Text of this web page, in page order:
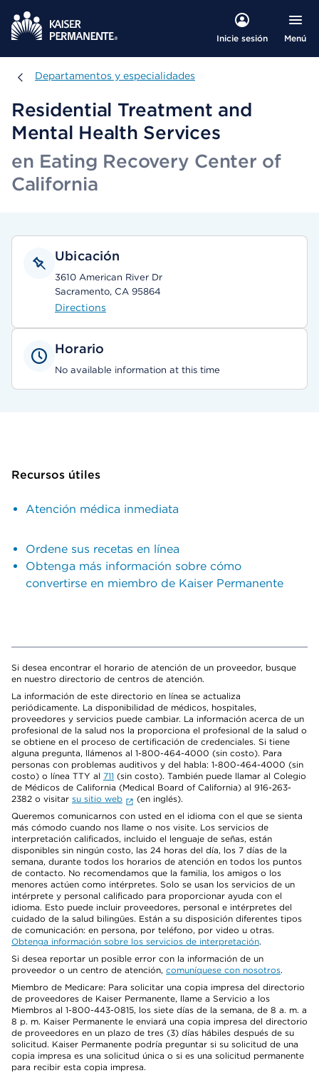
Inicie sesión Menú
Departamentos y especialidades
Departamentos y especialidades
Residential Treatment and
Mental Health Services
en Eating Recovery Center of
California
Ubicación
3610 American River Dr
Sacramento, CA 95864
Directions
Horario
No available information at this time
Recursos útiles
Atención médica inmediata
Ordene sus recetas en línea
Obtenga más información sobre cómo
convertirse en miembro de Kaiser Permanente
Si desea encontrar el horario de atención de un proveedor, busque
en nuestro directorio de centros de atención.
La información de este directorio en línea se actualiza
periódicamente. La disponibilidad de médicos, hospitales,
proveedores y servicios puede cambiar. La información acerca de un
profesional de la salud nos la proporciona el profesional de la salud o
se obtiene en el proceso de certificación de credenciales. Si tiene
alguna pregunta, llámenos al 1-800-464-4000 (sin costo). Para
personas con problemas auditivos y del habla: 1-800-464-4000 (sin
costo) o línea TTY al 711 (sin costo). También puede llamar al Colegio
de Médicos de California (Medical Board of California) al 916-263-
2382 o visitar su sitio web
(en inglés).
Queremos comunicarnos con usted en el idioma con el que se sienta
más cómodo cuando nos llame o nos visite. Los servicios de
interpretación calificados, incluido el lenguaje de señas, están
disponibles sin ningún costo, las 24 horas del día, los 7 días de la
semana, durante todos los horarios de atención en todos los puntos
de contacto. No recomendamos que la familia, los amigos o los
menores actúen como intérpretes. Solo se usan los servicios de un
intérprete y personal calificado para proporcionar ayuda con el
idioma. Esto puede incluir proveedores, personal e intérpretes del
cuidado de la salud bilingües. Están a su disposición diferentes tipos
de comunicación: en persona, por teléfono, por video u otras.
Obtenga información sobre los servicios de interpretación.
Si desea reportar un posible error con la información de un
proveedor o un centro de atención, comuníquese con nosotros.
Miembro de Medicare: Para solicitar una copia impresa del directorio
de proveedores de Kaiser Permanente, llame a Servicio a los
Miembros al 1-800-443-0815, los siete días de la semana, de 8 a. m. a
8 p. m. Kaiser Permanente le enviará una copia impresa del directorio
de proveedores en un plazo de tres (3) días hábiles después de su
solicitud. Kaiser Permanente podría preguntar si su solicitud de una
copia impresa es una solicitud única o si es una solicitud permanente
para recibir esta copia impresa.